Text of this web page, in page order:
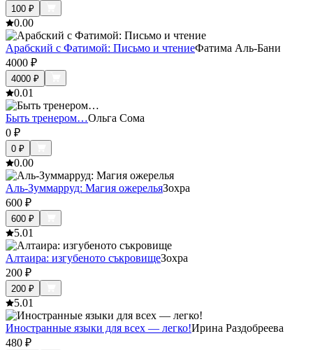
100 ₽
0.00
Арабский с Фатимой: Письмо и чтениеФатима Аль-Бани
4000 ₽
4000 ₽
0.01
Быть тренером…Ольга Сома
0 ₽
0 ₽
0.00
Аль-Зуммарруд: Магия ожерельяЗохра
600 ₽
600 ₽
5.01
Алтаира: изгубеното съкровищеЗохра
200 ₽
200 ₽
5.01
Иностранные языки для всех — легко!Ирина Раздобреева
480 ₽